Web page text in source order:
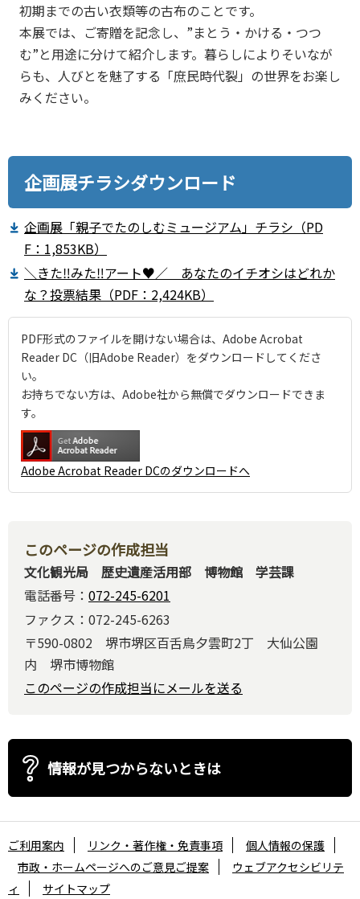
初期までの古い衣類等の古布のことです。
本展では、ご寄贈を記念し、”まとう・かける・つつ
む”と用途に分けて紹介します。暮らしによりそいなが
らも、人びとを魅了する「庶民時代裂」の世界をお楽し
みください。
企画展チラシダウンロード
企画展「親子でたのしむミュージアム」チラシ（PD
F：1,853KB）
＼きた‼みた‼アート♥／ あなたのイチオシはどれか
な？投票結果（PDF：2,424KB）
PDF形式のファイルを開けない場合は、Adobe Acrobat
Reader DC（旧Adobe Reader）をダウンロードしてくださ
い。
お持ちでない方は、Adobe社から無償でダウンロードできま
す。
Adobe Acrobat Reader DCのダウンロードへ
このページの作成担当
文化観光局 歴史遺産活用部 博物館 学芸課
電話番号： 072-245-6201
ファクス：072-245-6263
〒590-0802 堺市堺区百舌鳥夕雲町2丁 大仙公園
内 堺市博物館
このページの作成担当にメールを送る
情報が見つからないときは
ご利用案内 リンク・著作権・免責事項
個人情報の保護
市政・ホームページへのご意見ご提案
ウェブアクセシビリテ
ィ
サイトマップ